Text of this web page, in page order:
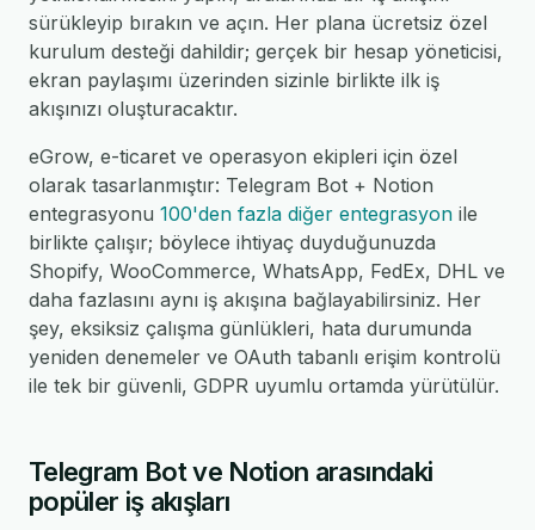
sürükleyip bırakın ve açın. Her plana ücretsiz özel
kurulum desteği dahildir; gerçek bir hesap yöneticisi,
ekran paylaşımı üzerinden sizinle birlikte ilk iş
akışınızı oluşturacaktır.
eGrow, e-ticaret ve operasyon ekipleri için özel
olarak tasarlanmıştır: Telegram Bot + Notion
entegrasyonu 100'den fazla diğer entegrasyon ile
birlikte çalışır; böylece ihtiyaç duyduğunuzda
Shopify, WooCommerce, WhatsApp, FedEx, DHL ve
daha fazlasını aynı iş akışına bağlayabilirsiniz. Her
şey, eksiksiz çalışma günlükleri, hata durumunda
yeniden denemeler ve OAuth tabanlı erişim kontrolü
ile tek bir güvenli, GDPR uyumlu ortamda yürütülür.
Telegram Bot ve Notion arasındaki
popüler iş akışları